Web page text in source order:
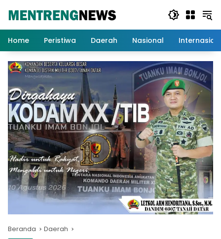
Home
Peristiwa Daerah Nasional
Beranda Daerah